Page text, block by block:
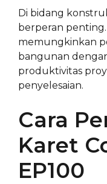
Di bidang
berperan
memungkinkan
bangunan
produktivitas
penyelesaian.
Cara
Karet
EP100